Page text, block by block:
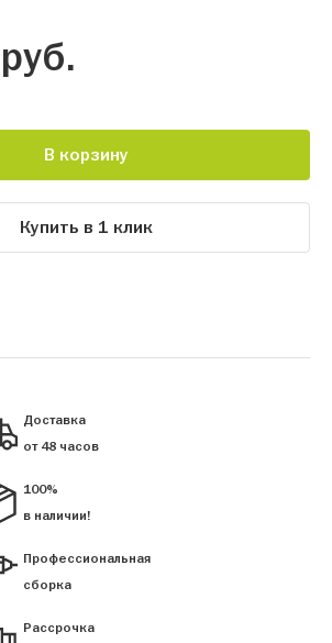
руб.
В корзину
Купить в 1 клик
Доставка
от 48 часов
100%
в наличии!
Профессиональная
сборка
Рассрочка